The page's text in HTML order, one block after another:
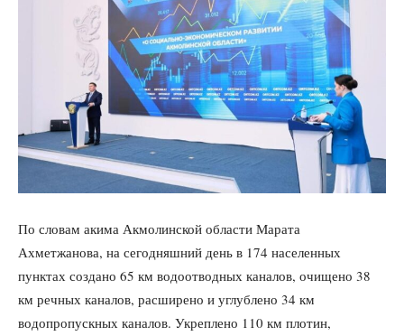
По словам акима Акмолинской области Марата
Ахметжанова, на сегодняшний день в 174 населенных
пунктах создано 65 км водоотводных каналов, очищено 38
км речных каналов, расширено и углублено 34 км
водопропускных каналов. Укреплено 110 км плотин,